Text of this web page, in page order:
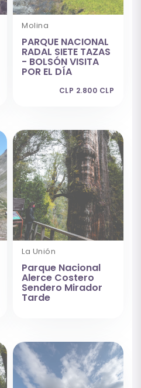
Molina
PARQUE NACIONAL
RADAL SIETE TAZAS
- BOLSÓN VISITA
POR EL DÍA
CLP 2.800 CLP
La Unión
Parque Nacional
Alerce Costero
Sendero Mirador
Tarde